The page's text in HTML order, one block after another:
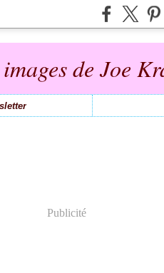
de Joe
Publicité